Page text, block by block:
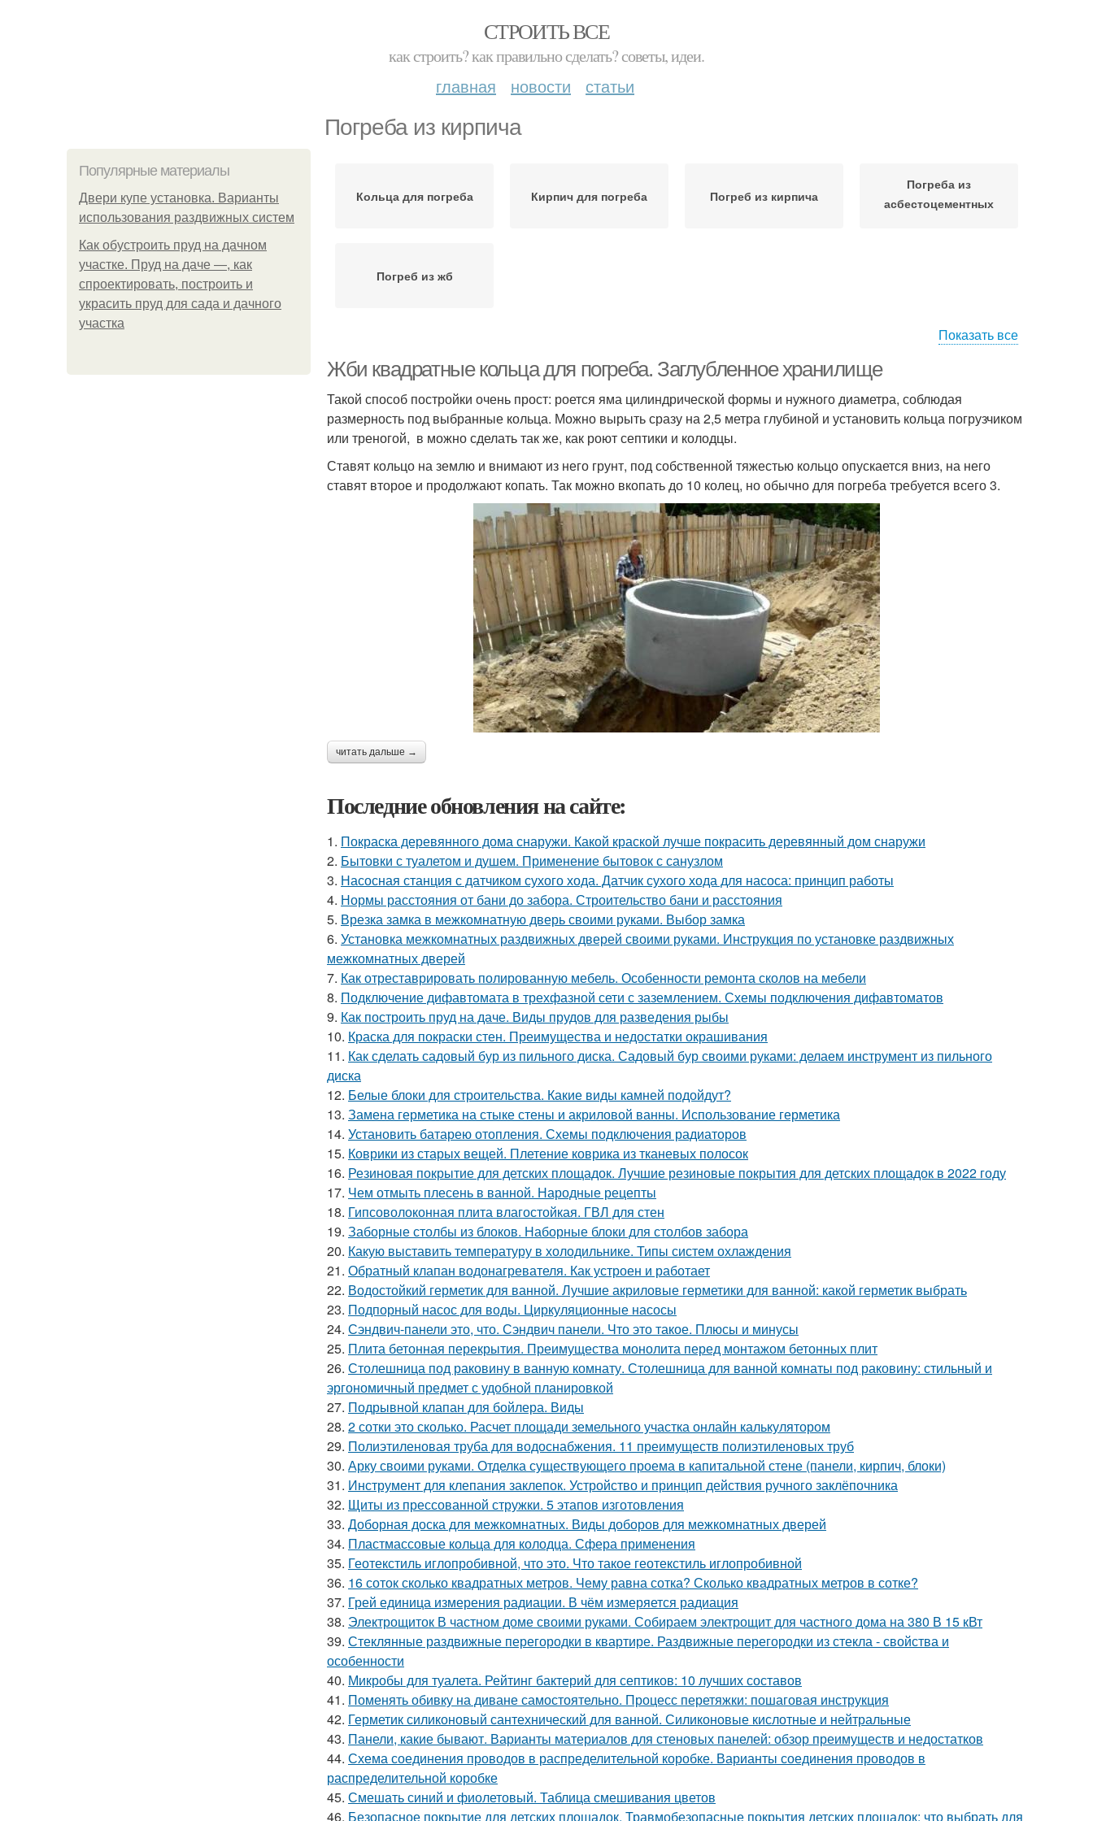
СТРОИТЬ ВСЕ
как строить? как правильно сделать? советы, идеи.
главная новости статьи
Погреба из кирпича
Популярные материалы
Двери купе установка. Варианты
использования раздвижных систем
Как обустроить пруд на дачном
участке. Пруд на даче —, как
спроектировать, построить и
украсить пруд для сада и дачного
участка
Кольца для погреба Кирпич для погреба Погреб из кирпича
Погреба из
асбестоцементных
Погреб из жб
Показать все
Жби квадратные кольца для погреба. Заглубленное хранилище
Такой способ постройки очень прост: роется яма цилиндрической формы и нужного диаметра, соблюдая
размерность под выбранные кольца. Можно вырыть сразу на 2,5 метра глубиной и установить кольца погрузчиком
или треногой, в можно сделать так же, как роют септики и колодцы.
Ставят кольцо на землю и внимают из него грунт, под собственной тяжестью кольцо опускается вниз, на него
ставят второе и продолжают копать. Так можно вкопать до 10 колец, но обычно для погреба требуется всего 3.
читать дальше →
Последние обновления на сайте:
1. Покраска деревянного дома снаружи. Какой краской лучше покрасить деревянный дом снаружи
2. Бытовки с туалетом и душем. Применение бытовок с санузлом
3. Насосная станция с датчиком сухого хода. Датчик сухого хода для насоса: принцип работы
4. Нормы расстояния от бани до забора. Строительство бани и расстояния
5. Врезка замка в межкомнатную дверь своими руками. Выбор замка
6. Установка межкомнатных раздвижных дверей своими руками. Инструкция по установке раздвижных
межкомнатных дверей
7. Как отреставрировать полированную мебель. Особенности ремонта сколов на мебели
8. Подключение дифавтомата в трехфазной сети с заземлением. Схемы подключения дифавтоматов
9. Как построить пруд на даче. Виды прудов для разведения рыбы
10. Краска для покраски стен. Преимущества и недостатки окрашивания
11. Как сделать садовый бур из пильного диска. Садовый бур своими руками: делаем инструмент из пильного
диска
12. Белые блоки для строительства. Какие виды камней подойдут?
13. Замена герметика на стыке стены и акриловой ванны. Использование герметика
14. Установить батарею отопления. Схемы подключения радиаторов
15. Коврики из старых вещей. Плетение коврика из тканевых полосок
16. Резиновая покрытие для детских площадок. Лучшие резиновые покрытия для детских площадок в 2022 году
17. Чем отмыть плесень в ванной. Народные рецепты
18. Гипсоволоконная плита влагостойкая. ГВЛ для стен
19. Заборные столбы из блоков. Наборные блоки для столбов забора
20. Какую выставить температуру в холодильнике. Типы систем охлаждения
21. Обратный клапан водонагревателя. Как устроен и работает
22. Водостойкий герметик для ванной. Лучшие акриловые герметики для ванной: какой герметик выбрать
23. Подпорный насос для воды. Циркуляционные насосы
24. Сэндвич-панели это, что. Сэндвич панели. Что это такое. Плюсы и минусы
25. Плита бетонная перекрытия. Преимущества монолита перед монтажом бетонных плит
26. Столешница под раковину в ванную комнату. Столешница для ванной комнаты под раковину: стильный и
эргономичный предмет с удобной планировкой
27. Подрывной клапан для бойлера. Виды
28. 2 сотки это сколько. Расчет площади земельного участка онлайн калькулятором
29. Полиэтиленовая труба для водоснабжения. 11 преимуществ полиэтиленовых труб
30. Арку своими руками. Отделка существующего проема в капитальной стене (панели, кирпич, блоки)
31. Инструмент для клепания заклепок. Устройство и принцип действия ручного заклёпочника
32. Щиты из прессованной стружки. 5 этапов изготовления
33. Доборная доска для межкомнатных. Виды доборов для межкомнатных дверей
34. Пластмассовые кольца для колодца. Сфера применения
35. Геотекстиль иглопробивной, что это. Что такое геотекстиль иглопробивной
36. 16 соток сколько квадратных метров. Чему равна сотка? Сколько квадратных метров в сотке?
37. Грей единица измерения радиации. В чём измеряется радиация
38. Электрощиток В частном доме своими руками. Собираем электрощит для частного дома на 380 В 15 кВт
39. Стеклянные раздвижные перегородки в квартире. Раздвижные перегородки из стекла - свойства и
особенности
40. Микробы для туалета. Рейтинг бактерий для септиков: 10 лучших составов
41. Поменять обивку на диване самостоятельно. Процесс перетяжки: пошаговая инструкция
42. Герметик силиконовый сантехнический для ванной. Силиконовые кислотные и нейтральные
43. Панели, какие бывают. Варианты материалов для стеновых панелей: обзор преимуществ и недостатков
44. Схема соединения проводов в распределительной коробке. Варианты соединения проводов в
распределительной коробке
45. Смешать синий и фиолетовый. Таблица смешивания цветов
46. Безопасное покрытие для детских площадок. Травмобезопасные покрытия детских площадок: что выбрать для